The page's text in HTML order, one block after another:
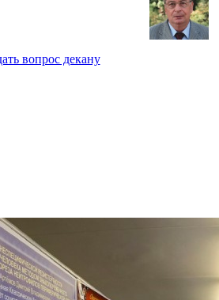
вопрос декану